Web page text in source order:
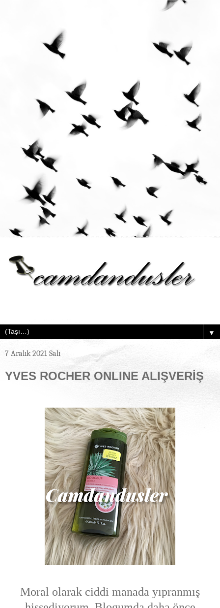
▼
7 Aralık 2021 Salı
YVES ROCHER ONLINE ALIŞVERİŞ
Moral olarak ciddi manada yıpranmış